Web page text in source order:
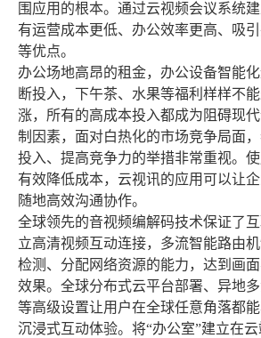
围应用的根本。通过云视频会议系统
有运营成本更低、办公效率更高、吸
等优点。
办公场地高昂的租金，办公设备智能
断投入，下午茶、水果等福利样样不
涨，所有的高成本投入都成为阻碍现
制因素，面对白热化的市场竞争局面
投入、提高竞争力的举措非常重视。
有效降低成本，云视讯的应用可以让
随地高效沟通协作。
全球领先的音视频编解码技术保证了
立高清视频互动连接，多流智能路由
检测、分配网络资源的能力，达到画
效果。全球分布式云平台部署、异地
等高级设置让用户在全球任意角落都
沉浸式互动体验。将“办公室”建立在云